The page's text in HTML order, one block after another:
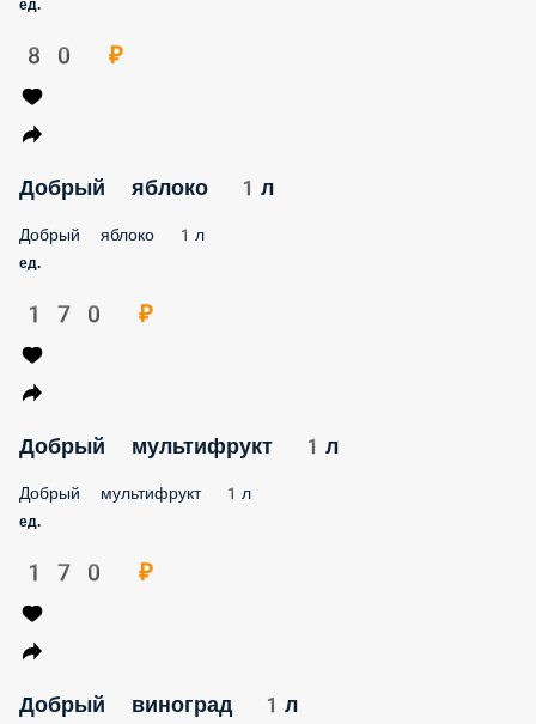
80 ₽
Добрый яблоко 1л
Добрый яблоко 1л
ед.
170 ₽
Добрый мультифрукт 1л
Добрый мультифрукт 1л
ед.
170 ₽
Добрый виноград 1л